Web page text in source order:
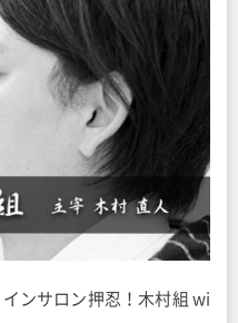
ンサロン押忍！木村組 wi